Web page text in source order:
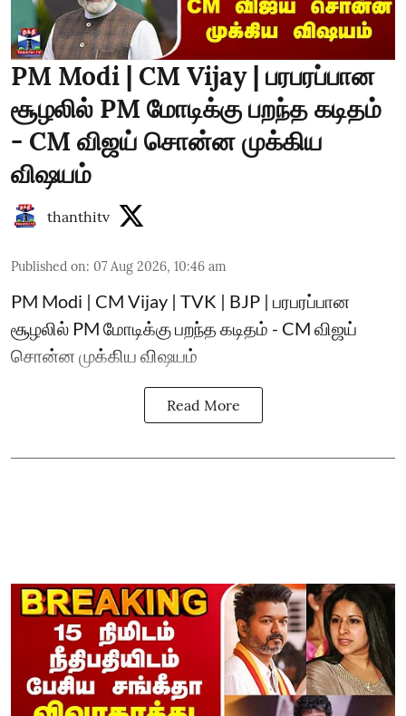
PM Modi | CM Vijay | பரபரப்பான
சூழலில் PM மோடிக்கு பறந்த கடிதம்
- CM விஜய் சொன்ன முக்கிய
விஷயம்
thanthitv
Published on: 07 Aug 2026, 10:46 am
PM Modi | CM Vijay | TVK | BJP | பரபரப்பான
சூழலில் PM மோடிக்கு பறந்த கடிதம் - CM விஜய்
சொன்ன முக்கிய விஷயம்
Read More